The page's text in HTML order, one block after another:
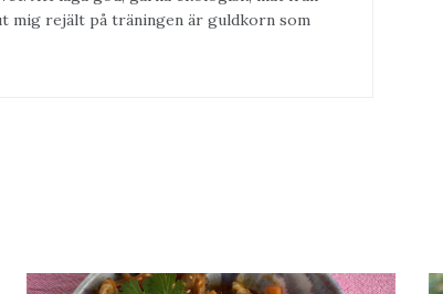
mig rejält på träningen är guldkorn som